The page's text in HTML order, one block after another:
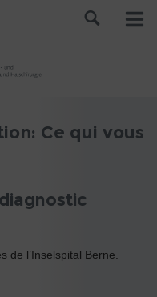
Ce qui vous
de l’Inselspital Berne.